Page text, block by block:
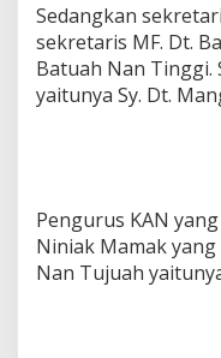
Sedangkan
sekretaris MF. Dt.
Batuah Nan Tinggi.
yaitunya Sy. Dt.
Pengurus KAN
Niniak Mamak
Nan Tujuah